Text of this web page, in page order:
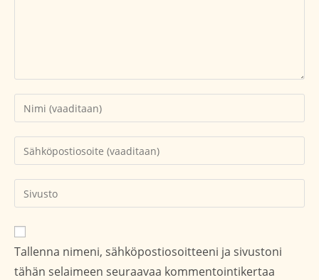
Kirjoita
nimesi
tai
käyttäjätunnuksesi
Kirjoita
sähköpostiosoitteesi
kommentoidaksesi
Kirjoita
sivustosi
verkko-
osoite/URL
(valinnainen)
Tallenna nimeni, sähköpostiosoitteeni ja sivustoni
tähän selaimeen seuraavaa kommentointikertaa